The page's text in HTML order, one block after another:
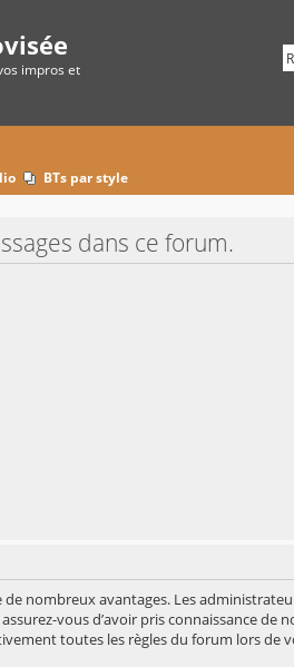
impros et
BTs par style
dans ce forum.
nombreux avantages. Les
vous d’avoir pris connaissance de
toutes les règles du forum lors de